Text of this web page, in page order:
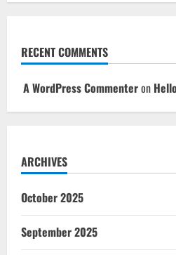
RECENT COMMENTS
A WordPress Commenteron
ARCHIVES
October 2025
September 2025